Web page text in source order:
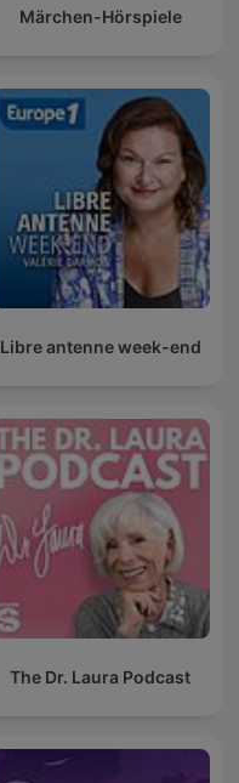
Märchen-Hörspiele
Libre antenne week-end
The Dr. Laura Podcast